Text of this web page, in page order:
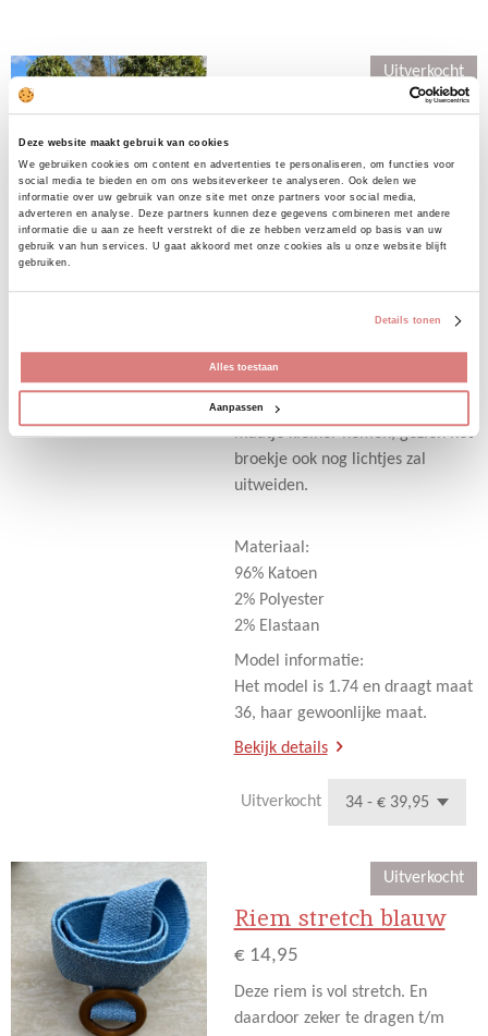
Deze website maakt gebruik van cookies
We gebruiken cookies om content en advertenties te personaliseren, om functies voor
social media te bieden en om ons websiteverkeer te analyseren. Ook delen we
informatie over uw gebruik van onze site met onze partners voor social media,
adverteren en analyse. Deze partners kunnen deze gegevens combineren met andere
informatie die u aan ze heeft verstrekt of die ze hebben verzameld op basis van uw
gebruik van hun services. U gaat akkoord met onze cookies als u onze website blijft
gebruiken.
Details tonen
Alles toestaan
Aanpassen
n
Uitverkocht
Mom jeans Queen
€ 39,95
NEW FAVORITE MOM JEANS
Licht blauw basic broekje van met
met jouw favo shirtjes en blouses.
Verkrijgbaar in de maten XS t/m
XL. Valt goed op maat. Hou jij niet
van de mom fit? Dan kun je een
maatje kleiner nemen, gezien het
broekje ook nog lichtjes zal
uitweiden.
Materiaal:
96% Katoen
2% Polyester
2% Elastaan
Model informatie:
Het model is 1.74 en draagt maat
36, haar gewoonlijke maat.
Bekijk details
Uitverkocht
Uitverkocht
Riem stretch blauw
€ 14,95
Deze riem is vol stretch. En
daardoor zeker te dragen t/m